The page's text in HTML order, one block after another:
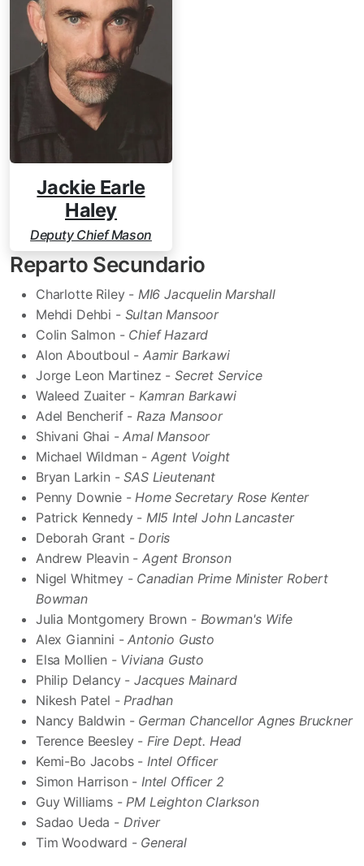
Jackie Earle
Haley
Deputy Chief Mason
Reparto Secundario
Charlotte Riley - MI6 Jacquelin Marshall
Mehdi Dehbi - Sultan Mansoor
Colin Salmon - Chief Hazard
Alon Aboutboul -Aamir Barkawi
Jorge Leon Martinez -Secret Service
Waleed Zuaiter -Kamran Barkawi
Adel Bencherif -Raza Mansoor
Shivani Ghai -Amal Mansoor
Michael Wildman - Agent Voight
Bryan Larkin -SAS Lieutenant
Penny Downie -Home Secretary Rose Kenter
Patrick Kennedy - MI5 Intel John Lancaster
Deborah Grant -Doris
Andrew Pleavin -Agent Bronson
Nigel Whitmey - Canadian Prime Minister Robert
Bowman
Julia Montgomery Brown - Bowman's Wife
Alex Giannini -Antonio Gusto
Elsa Mollien - Viviana Gusto
Philip Delancy -Jacques Mainard
Nikesh Patel -Pradhan
Nancy Baldwin - German Chancellor Agnes Bruckner
Terence Beesley - Fire Dept. Head
Kemi-Bo Jacobs -Intel Officer
Simon Harrison -Intel Officer 2
Guy Williams -PM Leighton Clarkson
Sadao Ueda - Driver
Tim Woodward - General